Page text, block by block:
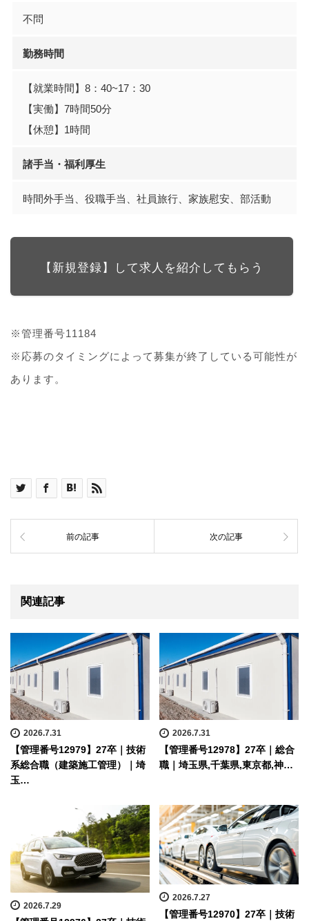
不問
勤務時間
【就業時間】8：40~17：30
【実働】7時間50分
【休憩】1時間
諸手当・福利厚生
時間外手当、役職手当、社員旅行、家族慰安、部活動
【新規登録】して求人を紹介してもらう
※管理番号11184
※応募のタイミングによって募集が終了している可能性が
あります。
前の記事 次の記事
関連記事
2026.7.31
【管理番号12979】27卒｜技術
系総合職（建築施工管理）｜埼
玉…
2026.7.31
【管理番号12978】27卒｜総合
職｜埼玉県,千葉県,東京都,神…
2026.7.29
2026.7.27
【管理番号12970】27卒｜技術